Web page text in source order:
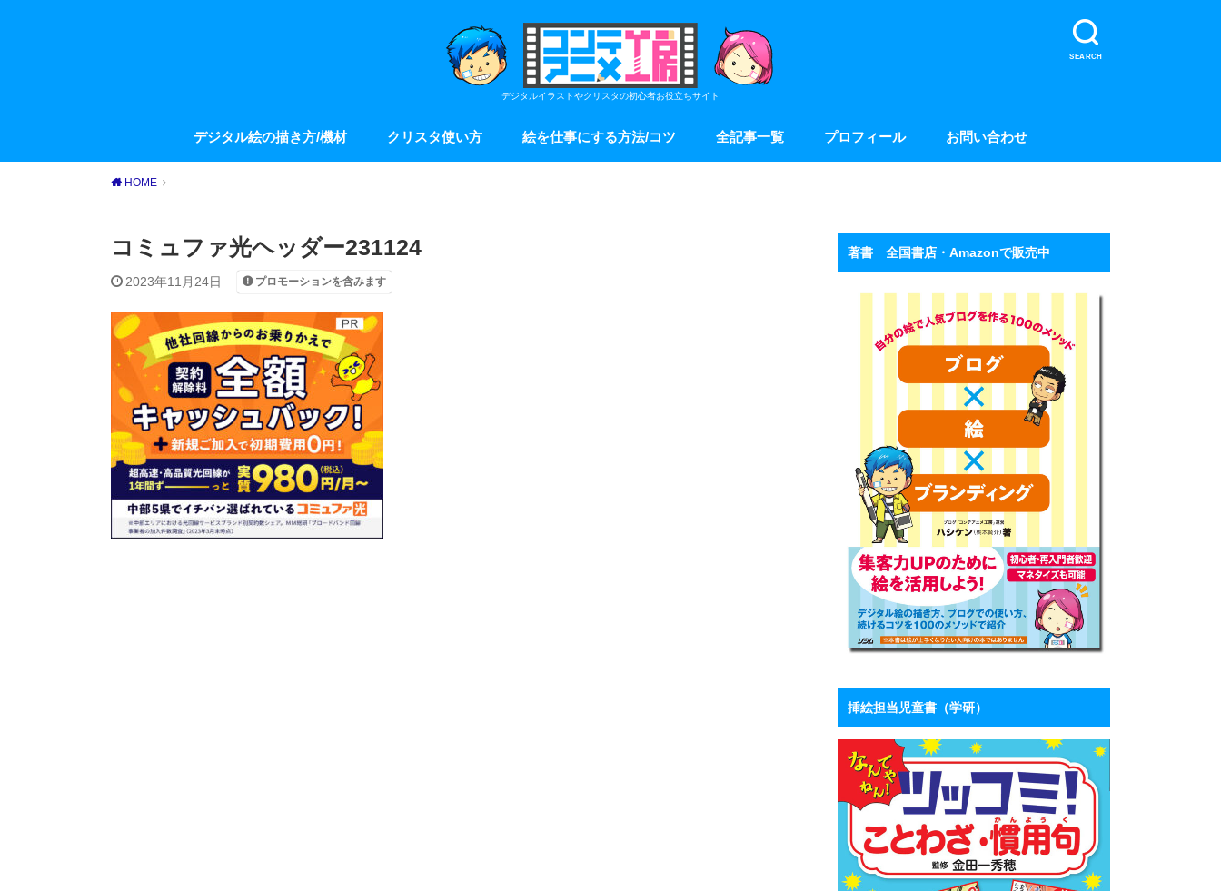
SEARCH
デジタルイラストやクリスタの初心者お役立ちサイト
デジタル絵の描き方/機材 クリスタ使い方 絵を仕事にする方法/コツ 全記事一覧 プロフィール お問い合わせ
HOME
コミュファ光ヘッダー231124
2023年11月24日 プロモーションを含みます
著書 全国書店・Amazonで販売中
挿絵担当児童書（学研）